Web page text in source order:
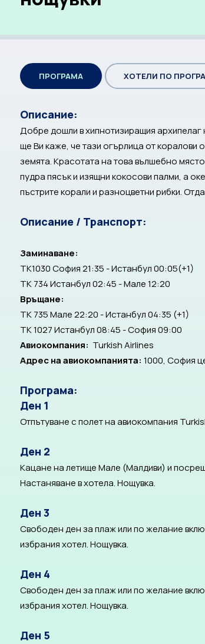
ПРОГРАМА ХОТЕЛИ ПО
Описание:
Добре дошли в хипнотизиращия архипелаг
ще Ви каже, че тази огърлица от коралови
земята. Красотата на това вълшебно
пудра пясък и изящни кокосови палми, а
пъстрите корали и разноцветни рибки.
Описание / Транспорт:
Заминаване:
TK1030 София 21:35 - Истанбул 00:05(+1)
TK 734 Истанбул 02:45 - Мале 12:20
Връщане:
TK 735 Мале 22:20 - Истанбул 04:35 (+1)
TK 1027 Истанбул 08:45 - София 09:00
Авиокомпания: Turkish Airlines
Адрес на авиокомпанията: 1000, София
Програма:
Ден 1
Отпътуване с полет на авиокомпания
Ден 2
Кацане на летище Мале (Малдиви) и
Настаняване в хотела. Нощувка.
Ден 3
Свободен ден за плаж или по желание
избрания хотел. Нощувка.
Ден 4
Свободен ден за плаж или по желание
избрания хотел. Нощувка.
Ден 5